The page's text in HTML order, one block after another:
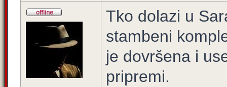
Tko dolazi u
stambeni
je dovršena i
pripremi.